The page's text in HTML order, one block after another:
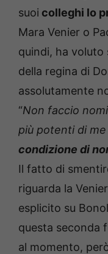
suoi colleghi lo
Mara Venier o
quindi, ha voluto
della regina di
assolutamente
“Non faccio
più potenti di
condizione di
Il fatto di
riguarda la
esplicito su
questa seconda
al momento,